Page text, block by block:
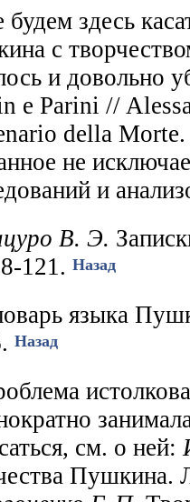
здесь
с
и довольно
e Parini //
della
не
и
В. Э.
121. Назад
языка
Назад
см. о ней:
Пушкина.